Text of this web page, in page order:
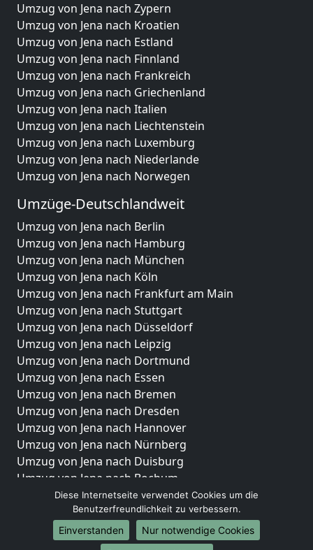
Umzug von Jena nach Zypern
Umzug von Jena nach Kroatien
Umzug von Jena nach Estland
Umzug von Jena nach Finnland
Umzug von Jena nach Frankreich
Umzug von Jena nach Griechenland
Umzug von Jena nach Italien
Umzug von Jena nach Liechtenstein
Umzug von Jena nach Luxemburg
Umzug von Jena nach Niederlande
Umzug von Jena nach Norwegen
Umzüge-Deutschlandweit
Umzug von Jena nach Berlin
Umzug von Jena nach Hamburg
Umzug von Jena nach München
Umzug von Jena nach Köln
Umzug von Jena nach Frankfurt am Main
Umzug von Jena nach Stuttgart
Umzug von Jena nach Düsseldorf
Umzug von Jena nach Leipzig
Umzug von Jena nach Dortmund
Umzug von Jena nach Essen
Umzug von Jena nach Bremen
Umzug von Jena nach Dresden
Umzug von Jena nach Hannover
Umzug von Jena nach Nürnberg
Umzug von Jena nach Duisburg
Umzug von Jena nach Bochum
Umzug von Jena nach Wuppertal
Umzug von Jena nach Bielefeld
Umzug von Jena nach Bonn
Umzug von Jena nach Münster
Diese Internetseite verwendet Cookies um die
Benutzerfreundlichkeit zu verbessern.
Einverstanden
Nur notwendige Cookies